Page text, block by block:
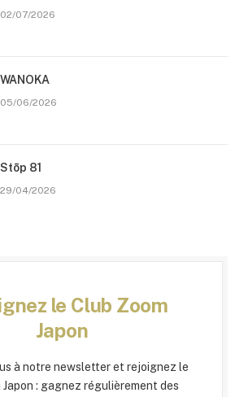
02/07/2026
WANOKA
05/06/2026
Stōp 81
29/04/2026
le Club Zoom
Japon
à notre newsletter et rejoignez le
Japon : gagnez régulièrement des